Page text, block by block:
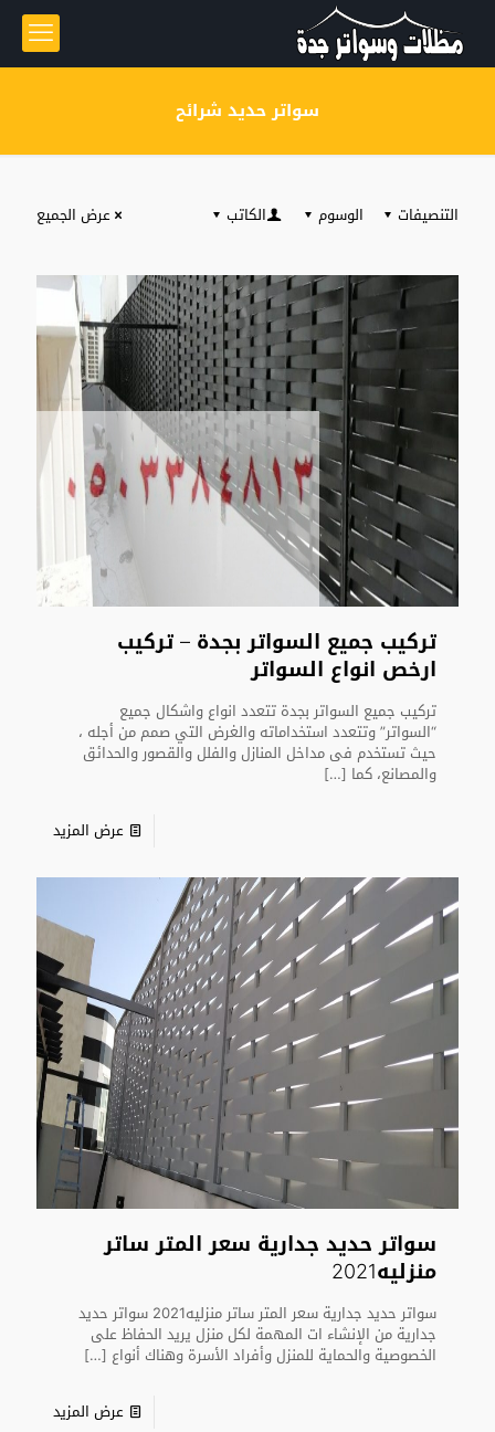
سواتر حديد شرائح
التنصيفات الوسوم الكاتب عرض الجميع
تركيب جميع السواتر بجدة – تركيب
ارخص انواع السواتر
تركيب جميع السواتر بجدة تتعدد انواع واشكال جميع
“السواتر” وتتعدد استخداماته والغرض التي صمم من أجله ،
حيث تستخدم فى مداخل المنازل والفلل والقصور والحدائق
والمصانع، كما […]
عرض المزيد
سواتر حديد جدارية سعر المتر ساتر
منزليه2021
سواتر حديد جدارية سعر المتر ساتر منزليه2021 سواتر حديد
جدارية من الإنشاء ات المهمة لكل منزل يريد الحفاظ على
الخصوصية والحماية للمنزل وأفراد الأسرة وهناك أنواع […]
عرض المزيد